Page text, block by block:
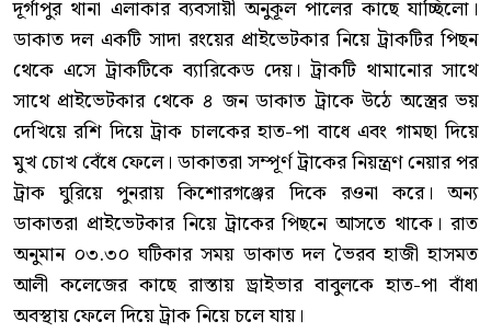
দূর্গাপুর থানা এলাকার ব্যবসায়ী অনুকূল পালের কাছে যাচ্ছিলো।
ডাকাত দল একটি সাদা রংয়ের প্রাইভেটকার নিয়ে ট্রাকটির পিছন
থেকে এসে ট্রাকটিকে ব্যারিকেড দেয়। ট্রাকটি থামানোর সাথে
সাথে প্রাইভেটকার থেকে ৪ জন ডাকাত ট্রাকে উঠে অস্ত্রের ভয়
দেখিয়ে রশি দিয়ে ট্রাক চালকের হাত-পা বাধে এবং গামছা দিয়ে
মুখ চোখ বেঁধে ফেলে। ডাকাতরা সম্পূর্ণ ট্রাকের নিয়ন্ত্রণ নেয়ার পর
ট্রাক ঘুরিয়ে পুনরায় কিশোরগঞ্জের দিকে রওনা করে। অন্য
ডাকাতরা প্রাইভেটকার নিয়ে ট্রাকের পিছনে আসতে থাকে। রাত
অনুমান ০৩.৩০ ঘটিকার সময় ডাকাত দল ভৈরব হাজী হাসমত
আলী কলেজের কাছে রাস্তায় ড্রাইভার বাবুলকে হাত-পা বাঁধা
অবস্থায় ফেলে দিয়ে ট্রাক নিয়ে চলে যায়।